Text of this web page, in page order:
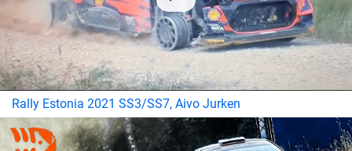
Rally Estonia 2021 SS3/SS7, Aivo Jurken